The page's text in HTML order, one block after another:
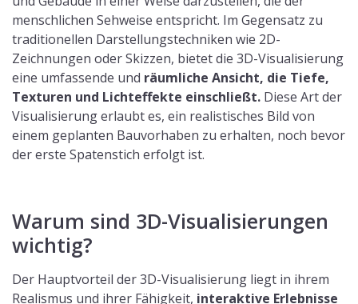
menschlichen Sehweise entspricht. Im Gegensatz zu
traditionellen Darstellungstechniken wie 2D-
Zeichnungen oder Skizzen, bietet die 3D-Visualisierung
eine umfassende und räumliche Ansicht, die Tiefe,
Texturen und Lichteffekte einschließt. Diese Art der
Visualisierung erlaubt es, ein realistisches Bild von
einem geplanten Bauvorhaben zu erhalten, noch bevor
der erste Spatenstich erfolgt ist.
Warum sind 3D-Visualisierungen
wichtig?
Der Hauptvorteil der 3D-Visualisierung liegt in ihrem
Realismus und ihrer Fähigkeit,
interaktive Erlebnisse